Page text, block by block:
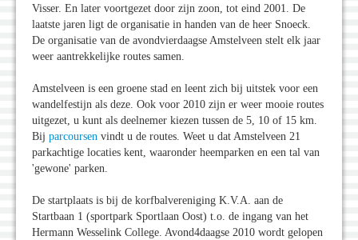
Visser. En later voortgezet door zijn zoon, tot eind 2001. De
laatste jaren ligt de organisatie in handen van de heer Snoeck.
De organisatie van de avondvierdaagse Amstelveen stelt elk jaar
weer aantrekkelijke routes samen.
Amstelveen is een groene stad en leent zich bij uitstek voor een
wandelfestijn als deze. Ook voor 2010 zijn er weer mooie routes
uitgezet, u kunt als deelnemer kiezen tussen de 5, 10 of 15 km.
Bij parcoursen vindt u de routes. Weet u dat Amstelveen 21
parkachtige locaties kent, waaronder heemparken en een tal van
'gewone' parken.
De startplaats is bij de korfbalvereniging K.V.A. aan de
Startbaan 1 (sportpark Sportlaan Oost) t.o. de ingang van het
Hermann Wesselink College. Avond4daagse 2010 wordt gelopen